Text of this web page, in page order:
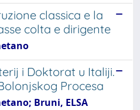
classica e la
colta e dirigente
i Doktorat u Italiji.
Procesa
Bruni, ELSA